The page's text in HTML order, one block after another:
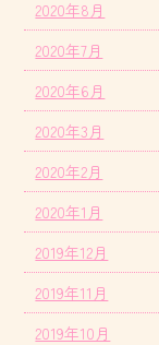
2020年8月
2020年7月
2020年6月
2020年3月
2020年2月
2020年1月
2019年12月
2019年11月
2019年10月